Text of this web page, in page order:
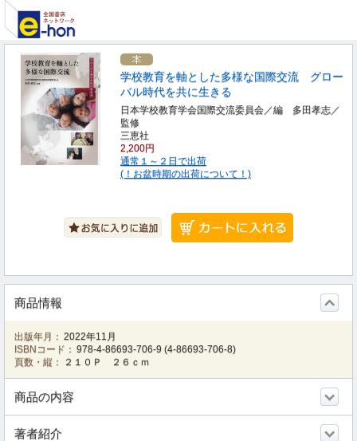
学校教育を軸とした多様な国際交流 グロー
バル時代を共に生きる
日本学校教育学会国際交流委員会／編 多田孝志／
監修
三恵社
2,200円
通常１～２日で出荷
(！お盆時期の出荷について！)
商品情報
出版年月： 2022年11月
ISBNコード： 978-4-86693-706-9 (4-86693-706-8)
頁数・縦：
２１０Ｐ ２６ｃｍ
商品の内容
著者紹介